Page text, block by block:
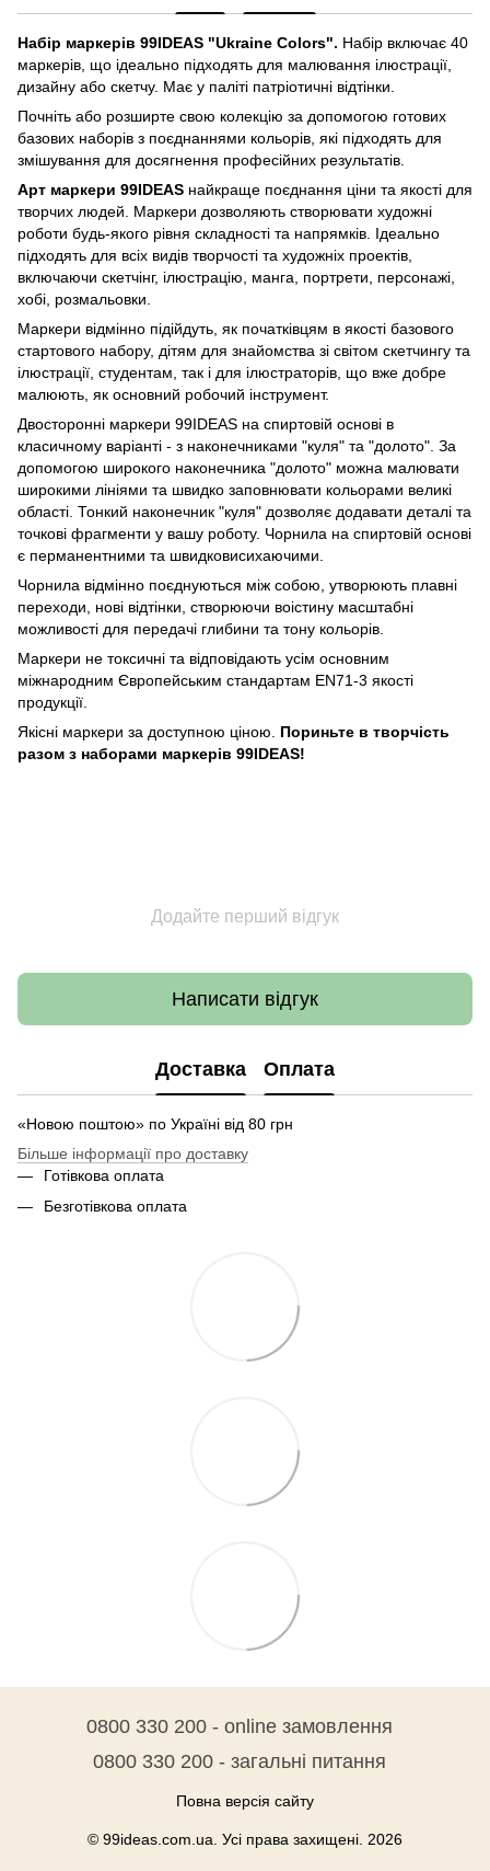
Набір маркерів 99IDEAS "Ukraine Colors". Набір включає 40
маркерів, що ідеально підходять для малювання ілюстрації,
дизайну або скетчу. Має у паліті патріотичні відтінки.
Почніть або розширте свою колекцію за допомогою готових
базових наборів з поєднаннями кольорів, які підходять для
змішування для досягнення професійних результатів.
Арт маркери 99IDEAS найкраще поєднання ціни та якості для
творчих людей. Маркери дозволяють створювати художні
роботи будь-якого рівня складності та напрямків. Ідеально
підходять для всіх видів творчості та художніх проектів,
включаючи скетчінг, ілюстрацію, манга, портрети, персонажі,
хобі, розмальовки.
Маркери відмінно підійдуть, як початківцям в якості базового
стартового набору, дітям для знайомства зі світом скетчингу та
ілюстрації, студентам, так і для ілюстраторів, що вже добре
малюють, як основний робочий інструмент.
Двосторонні маркери 99IDEAS на спиртовій основі в
класичному варіанті - з наконечниками "куля" та "долото". За
допомогою широкого наконечника "долото" можна малювати
широкими лініями та швидко заповнювати кольорами великі
області. Тонкий наконечник "куля" дозволяє додавати деталі та
точкові фрагменти у вашу роботу. Чорнила на спиртовій основі
є перманентними та швидковисихаючими.
Чорнила відмінно поєднуються між собою, утворюють плавні
переходи, нові відтінки, створюючи воістину масштабні
можливості для передачі глибини та тону кольорів.
Маркери не токсичні та відповідають усім основним
міжнародним Європейським стандартам EN71-3 якості
продукції.
Якісні маркери за доступною ціною. Пориньте в творчість
разом з наборами маркерів 99IDEAS!
Додайте перший відгук
Написати відгук
Доставка Оплата
«Новою поштою» по Україні від 80 грн
Більше інформації про доставку
Готівкова оплата
Безготівкова оплата
0800 330 200 - online замовлення
0800 330 200 - загальні питання
Повна версія сайту
© 99ideas.com.ua. Усі права захищені. 2026